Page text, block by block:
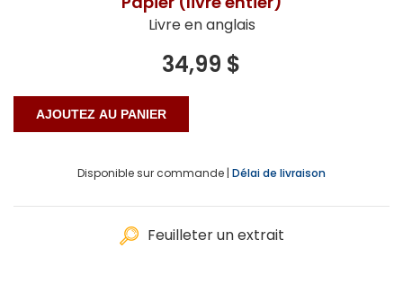
Livre en anglais
34,99 $
Disponible sur commande | Délai de livraison
Feuilleter un extrait